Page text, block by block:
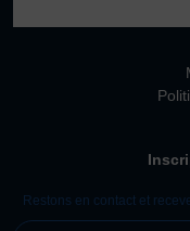
Vivicittà
Réaffiliation
Prise de licence
Restons en contact et